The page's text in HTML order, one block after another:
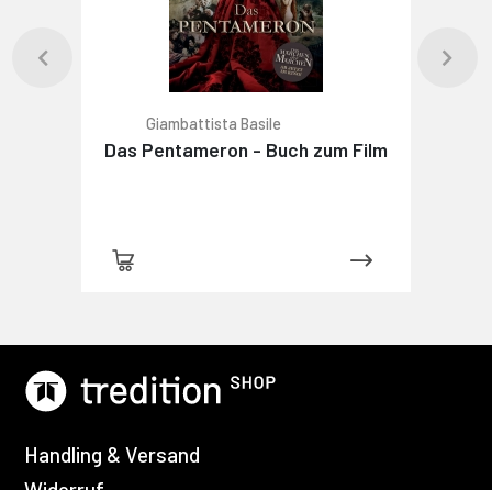
Giambattista Basile
Das Pentameron - Buch zum Film
Handling & Versand